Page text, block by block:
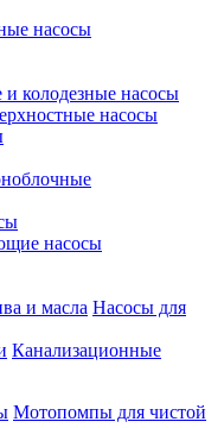
насосы
колодезные насосы
насосы
насосы
Насосы для
Канализационные
Мотопомпы для чистой